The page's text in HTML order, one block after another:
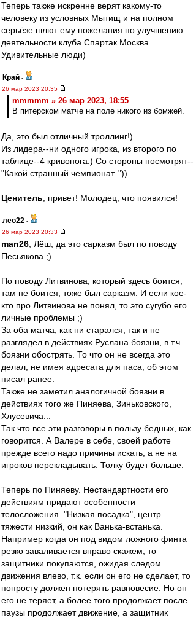
Теперь также искренне верят какому-то
человеку из условных Мытищ и на полном
серьёзе шлют ему пожелания по улучшению
деятельности клуба Спартак Москва.
Удивительные люди)
Край -
26 мар 2023 20:35
mmmmm » 26 мар 2023, 18:55
В питерском матче на поле никого из бомжей.
Да, это был отличный троллинг!)
Из лидера--ни одного игрока, из второго по
таблице--4 кривонога.) Со стороны посмотрят--
"Какой странный чемпионат.."))
Ценитель , привет! Молодец, что появился!
лео22 -
26 мар 2023 20:33
man26 , Лёш, да это сарказм был по поводу
Песьякова ;)
По поводу Литвинова, который здесь боится,
там не боится, тоже был сарказм. И если кое-
кто про Литвинова не понял, то это сугубо его
личные проблемы ;)
За оба матча, как ни старался, так и не
разглядел в действиях Руслана боязни, в т.ч.
боязни обострять. То что он не всегда это
делал, не имея адресата для паса, об этом
писал ранее.
Также не заметил аналогичной боязни в
действиях того же Пиняева, Зиньковского,
Хлусевича...
Так что все эти разговоры в пользу бедных, как
говорится. А Валере в себе, своей работе
прежде всего надо причины искать, а не на
игроков перекладывать. Толку будет больше.
Теперь по Пиняеву. Нестандартности его
действиям придают особенности
телосложения. "Низкая посадка", центр
тяжести низкий, он как Ванька-встанька.
Например когда он под видом ложного финта
резко заваливается вправо скажем, то
защитники покупаются, ожидая следом
движения влево, т.к. если он его не сделает, то
попросту должен потерять равновесие. Но он
его не теряет, а более того продолжает после
паузы продолжает движение, а защитник